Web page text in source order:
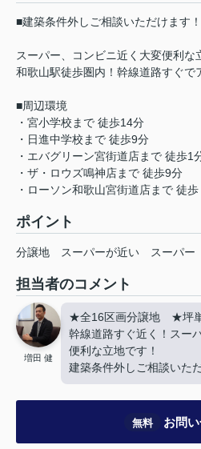
■建築条件外しご相談いただけます！
スーパー、コンビニ近く大変便利な
和歌山駅徒歩圏内！幹線道路すぐで
■周辺環境
・宮小学校まで 徒歩14分
・日進中学校まで 徒歩9分
・エバグリーン宮街道店まで 徒歩1
・ザ・ロウズ鳴神店まで 徒歩9分
・ローソン和歌山宮街道店まで 徒歩
ポイント
分譲地 スーパーが近い スーパー
担当者のコメント
増田 健
★全16区画分譲地 ★坪
幹線道路すぐ近く！スー
便利な立地です！
建築条件外しご相談いた
無料 お問